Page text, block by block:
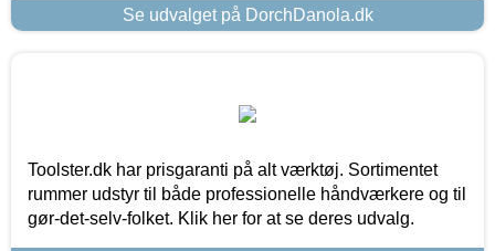
Se udvalget på DorchDanola.dk
Toolster.dk har prisgaranti på alt værktøj. Sortimentet
rummer udstyr til både professionelle håndværkere og til
gør-det-selv-folket. Klik her for at se deres udvalg.